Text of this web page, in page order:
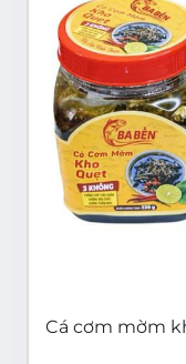
Cá cơm mờm